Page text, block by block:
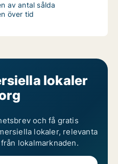
av antal sålda
över tid
lokaler
och få gratis
lokaler, relevanta
lokalmarknaden.